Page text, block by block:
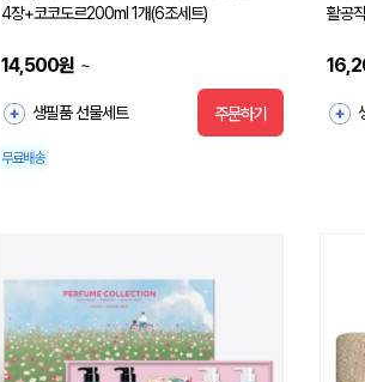
4장+코코도르200ml 1개(6조세트)
14,500원 ~
생필품 선물세트 주문하기
무료배송
활공